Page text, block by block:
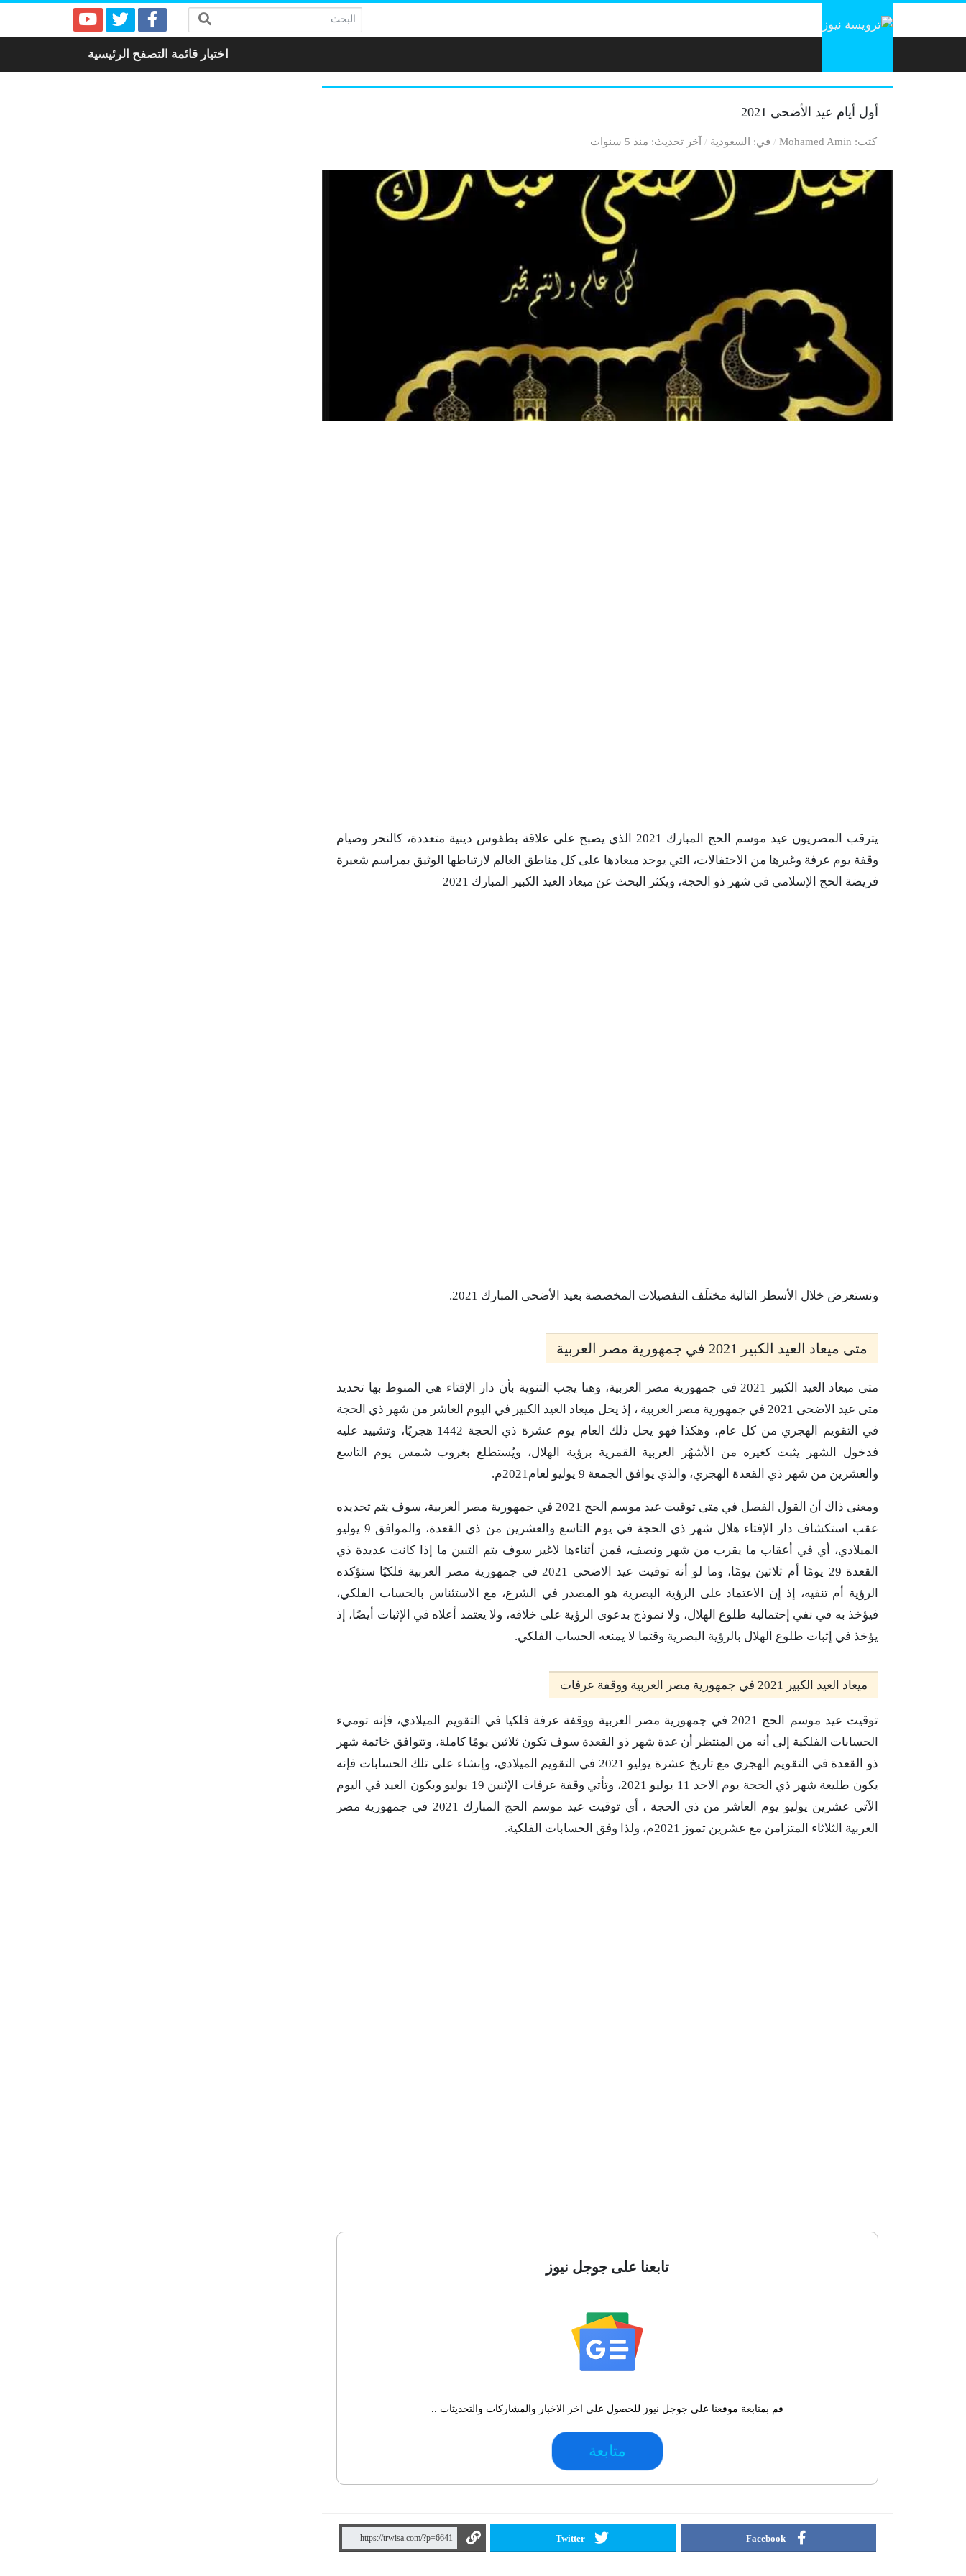
البحث:
اختيار قائمة التصفح الرئيسية
أول أيام عيد الأضحى 2021
كتب Mohamed Amin في السعودية آخر تحديث منذ 5 سنوات
يترقب المصريون عيد موسم الحج المبارك 2021 الذي يصبح على علاقة بطقوس دينية متعددة، كالنحر وصيام
وقفة يوم عرفة وغيرها من الاحتفالات، التي يوحد ميعادها على كل مناطق العالم لارتباطها الوثيق بمراسم شعيرة
فريضة الحج الإسلامي في شهر ذو الحجة، ويكثر البحث عن ميعاد العيد الكبير المبارك 2021
ونستعرض خلال الأسطر التالية مختلَف التفصيلات المخصصة بعيد الأضحى المبارك 2021.
متى ميعاد العيد الكبير 2021 في جمهورية مصر العربية
متى ميعاد العيد الكبير 2021 في جمهورية مصر العربية، وهنا يجب التنوية بأن دار الإفتاء هي المنوط بها تحديد
متى عيد الاضحى 2021 في جمهورية مصر العربية ، إذ يحل ميعاد العيد الكبير في اليوم العاشر من شهر ذي الحجة
في التقويم الهجري من كل عام، وهكذا فهو يحل ذلك العام يوم عشرة ذي الحجة 1442 هجريًا، وتشييد عليه
فدخول الشهر يثبت كغيره من الأشهُر العربية القمرية برؤية الهلال، ويُستطلع بغروب شمس يوم التاسع
والعشرين من شهر ذي القعدة الهجري، والذي يوافق الجمعة 9 يوليو لعام2021م.
ومعنى ذاك أن القول الفصل في متى توقيت عيد موسم الحج 2021 في جمهورية مصر العربية، سوف يتم تحديده
عقب استكشاف دار الإفتاء هلال شهر ذي الحجة في يوم التاسع والعشرين من ذي القعدة، والموافق 9 يوليو
الميلادي، أي في أعقاب ما يقرب من شهر ونصف، فمن أثناءها لاغير سوف يتم التبين ما إذا كانت عديدة ذي
القعدة 29 يومًا أم ثلاثين يومًا، وما لو أنه توقيت عيد الاضحى 2021 في جمهورية مصر العربية فلكيًا ستؤكده
الرؤية أم تنفيه، إذ إن الاعتماد على الرؤية البصرية هو المصدر في الشرع، مع الاستئناس بالحساب الفلكي،
فيؤخذ به في نفي إحتمالية طلوع الهلال، ولا نموذج بدعوى الرؤية على خلافه، ولا يعتمد أعلاه في الإثبات أيضًا، إذ
يؤخذ في إثبات طلوع الهلال بالرؤية البصرية وقتما لا يمنعه الحساب الفلكي.
ميعاد العيد الكبير 2021 في جمهورية مصر العربية ووقفة عرفات
توقيت عيد موسم الحج 2021 في جمهورية مصر العربية ووقفة عرفة فلكيا في التقويم الميلادي، فإنه توميء
الحسابات الفلكية إلى أنه من المنتظر أن عدة شهر ذو القعدة سوف تكون ثلاثين يومًا كاملة، وتتوافق خاتمة شهر
ذو القعدة في التقويم الهجري مع تاريخ عشرة يوليو 2021 في التقويم الميلادي، وإنشاء على تلك الحسابات فإنه
يكون طليعة شهر ذي الحجة يوم الاحد 11 يوليو 2021، وتأتي وقفة عرفات الإثنين 19 يوليو ويكون العيد في اليوم
الآتي عشرين يوليو يوم العاشر من ذي الحجة ، أي توقيت عيد موسم الحج المبارك 2021 في جمهورية مصر
العربية الثلاثاء المتزامن مع عشرين تموز 2021م، ولذا وفق الحسابات الفلكية.
تابعنا على جوجل نيوز
قم بمتابعة موقعنا على جوجل نيوز للحصول على اخر الاخبار والمشاركات والتحديثات ..
متابعة
Facebook
Twitter